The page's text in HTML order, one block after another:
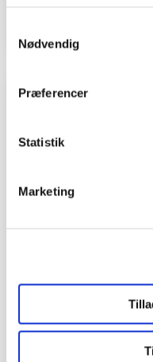
Nødvendig
Præferencer
Statistik
Marketing
Inspiration og
By og kultur
Mit yndlingssted
Jord er ikke bare